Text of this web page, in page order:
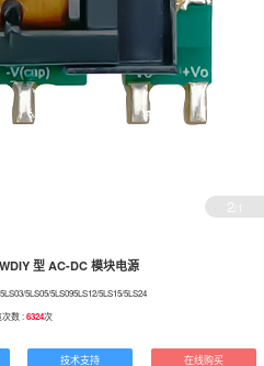
2 /1
型 AC-DC 模块电源
5LS05/5LS095LS12/5LS15/5LS24
次数 :6324次
技术支持 在线购买